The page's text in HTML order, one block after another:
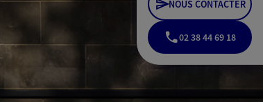
NOUS CONTACTER
02 38 44 69 18